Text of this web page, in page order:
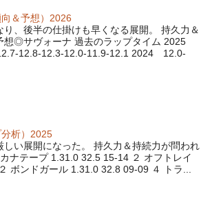
＆予想）2026
り、後半の仕掛けも早くなる展開。 持久力＆
想◎サヴォーナ 過去のラップタイム 2025
12.8-12.3-12.0-11.9-12.1 2024 12.0-
析）2025
しい展開になった。 持久力＆持続力が問われ
ナテープ 1.31.0 32.5 15-14 ２ オフトレイ
ボンドガール 1.31.0 32.8 09-09 ４ トラ...